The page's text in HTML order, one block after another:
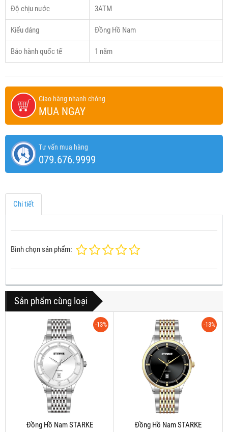
Độ chịu nước 3ATM
Kiểu dáng Đồng Hồ Nam
Bảo hành quốc tế 1 năm
Giao hàng nhanh chóng
MUA NGAY
Tư vấn mua hàng
079.676.9999
Chi tiết
Bình chọn sản phẩm:
Sản phẩm cùng loại
-13%
Đồng Hồ Nam STARKE
-13%
Đồng Hồ Nam STARKE